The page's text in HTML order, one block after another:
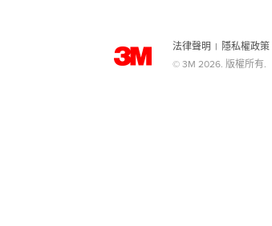
法律聲明 | 隱私權政策
© 3M 2026. 版權所有.